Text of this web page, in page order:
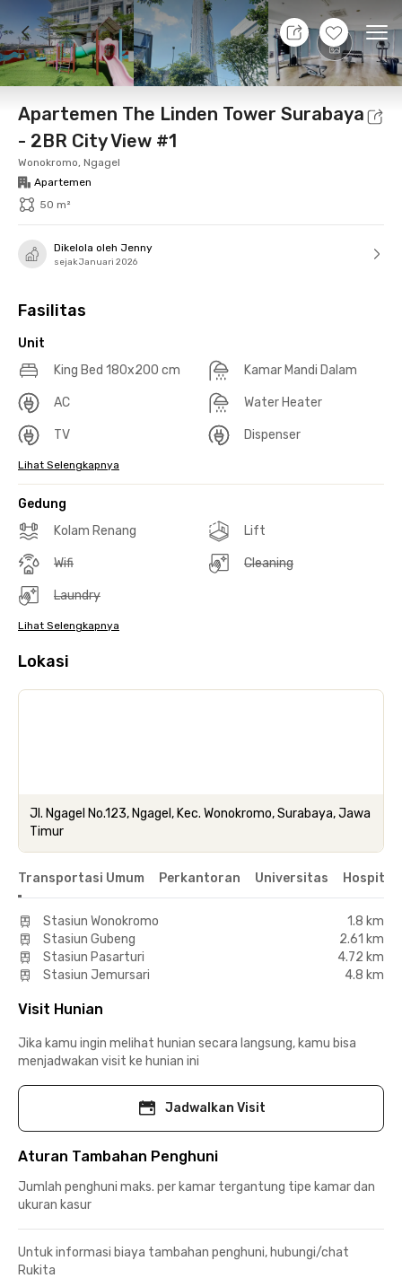
+15
7 Agt 26 - Belum tahu
Foto Fasilitas bersama Lokasi Aturan
Apartemen The Linden Tower Surabaya
- 2BR City View #1
Wonokromo, Ngagel
Apartemen
50 m²
Dikelola oleh Jenny
sejak Januari 2026
Fasilitas
Unit
King Bed 180x200 cm
Kamar Mandi Dalam
AC Water Heater
TV Dispenser
Lihat Selengkapnya
Gedung
Kolam Renang
Lift
Wifi Cleaning
Laundry
Lihat Selengkapnya
Lokasi
Jl. Ngagel No.123, Ngagel, Kec. Wonokromo, Surabaya, Jawa
Timur
Transportasi Umum Perkantoran Universitas Hospital
Stasiun Wonokromo
1.8 km
Stasiun Gubeng
2.61 km
Stasiun Pasarturi
4.72 km
Stasiun Jemursari
4.8 km
Visit Hunian
Jika kamu ingin melihat hunian secara langsung, kamu bisa
menjadwakan visit ke hunian ini
Jadwalkan Visit
Aturan Tambahan Penghuni
Jumlah penghuni maks. per kamar tergantung tipe kamar dan
ukuran kasur
Untuk informasi biaya tambahan penghuni, hubungi/chat
Rukita